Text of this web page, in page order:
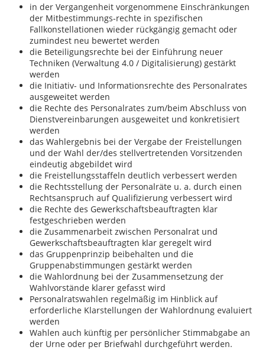
in der Vergangenheit vorgenommene Einschränkungen
der Mitbestimmungs-rechte in spezifischen
Fallkonstellationen wieder rückgängig gemacht oder
zumindest neu bewertet werden
die Beteiligungsrechte bei der Einführung neuer
Techniken (Verwaltung 4.0 / Digitalisierung) gestärkt
werden
die Initiativ- und Informationsrechte des Personalrates
ausgeweitet werden
die Rechte des Personalrates zum/beim Abschluss von
Dienstvereinbarungen ausgeweitet und konkretisiert
werden
das Wahlergebnis bei der Vergabe der Freistellungen
und der Wahl der/des stellvertretenden Vorsitzenden
eindeutig abgebildet wird
die Freistellungsstaffeln deutlich verbessert werden
die Rechtsstellung der Personalräte u. a. durch einen
Rechtsanspruch auf Qualifizierung verbessert wird
die Rechte des Gewerkschaftsbeauftragten klar
festgeschrieben werden
die Zusammenarbeit zwischen Personalrat und
Gewerkschaftsbeauftragten klar geregelt wird
das Gruppenprinzip beibehalten und die
Gruppenabstimmungen gestärkt werden
die Wahlordnung bei der Zusammensetzung der
Wahlvorstände klarer gefasst wird
Personalratswahlen regelmäßig im Hinblick auf
erforderliche Klarstellungen der Wahlordnung evaluiert
werden
Wahlen auch künftig per persönlicher Stimmabgabe an
der Urne oder per Briefwahl durchgeführt werden.